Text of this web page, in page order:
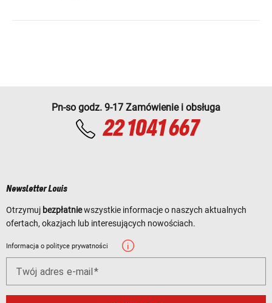
Pn-so godz. 9-17 Zamówienie i obsługa
22 1041 667
Newsletter Louis
Otrzymuj bezpłatniewszystkie informacje o naszych aktualnych
ofertach, okazjach lub interesujących nowościach.
Informacja o polityce prywatności
Twój adres e-mail